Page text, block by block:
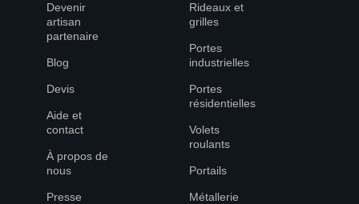
Devenir
artisan
partenaire
Blog
Devis
Aide et
contact
À propos de
nous
Presse
Rideaux et
grilles
Portes
industrielles
Portes
résidentielles
Volets
roulants
Portails
Métallerie